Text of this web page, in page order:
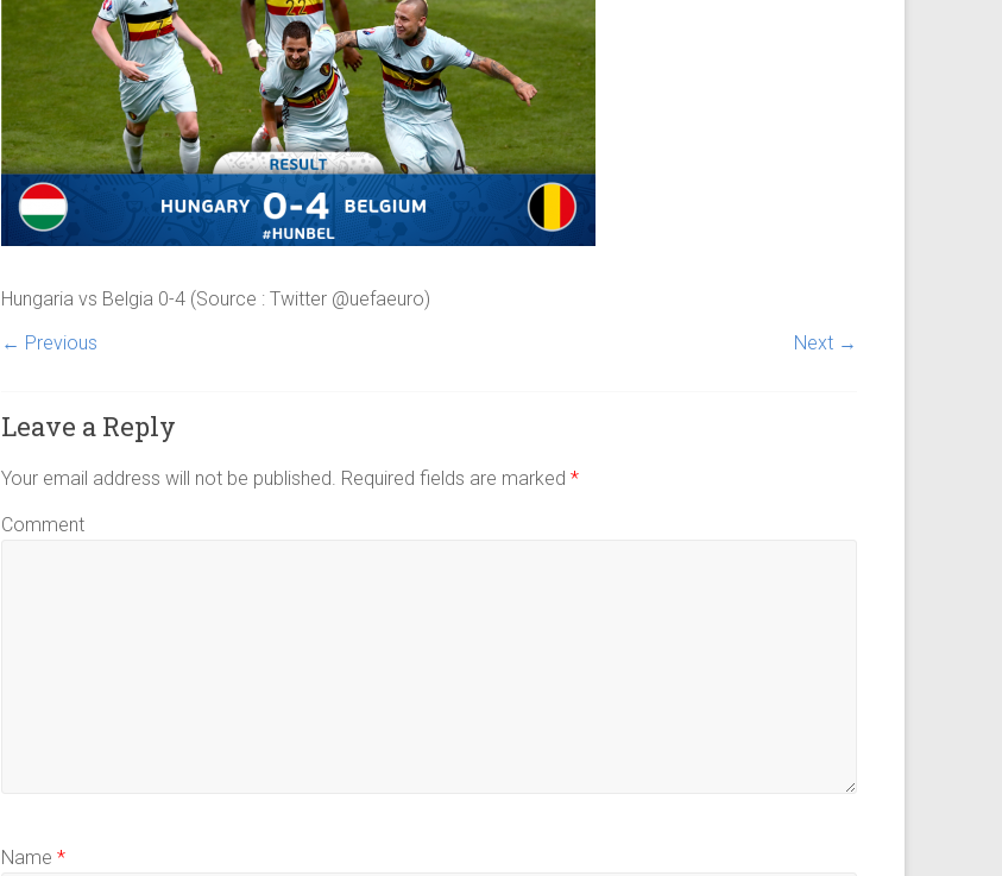
Hungaria vs Belgia 0-4 (Source : Twitter @uefaeuro)
← Previous
Next →
Leave a Reply
Your email address will not be published. Required fields are marked *
Comment
Name *